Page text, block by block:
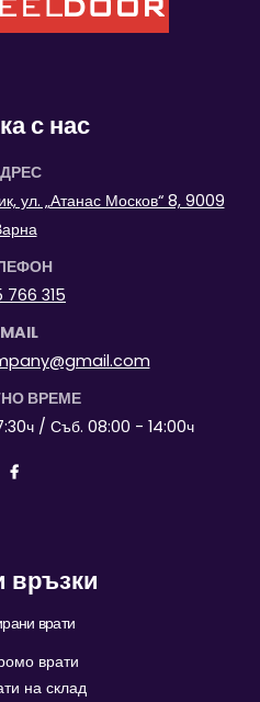
с нас
ул. „Атанас Москов“ 8, 9009
766 315
ВРЕМЕ
/ Съб. 08:00 - 14:00ч
връзки
врати
врати
на склад